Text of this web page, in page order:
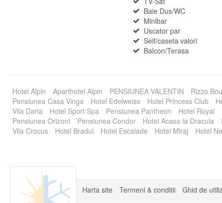
Baie Dus/WC
Minibar
Uscator par
Seif/caseta valori
Balcon/Terasa
Hotel Alpin Aparthotel Alpin PENSIUNEA VALENTIN
Rizzo
Pensiunea Casa Vinga
Hotel Edelweiss Hotel Princess Club
Vila Daria
Hotel Sport Spa Pensiunea Pantheon Hotel Royal
Pensiunea Orizont
Pensiunea Condor Hotel Acasa la Dracula
Vila Crocus
Hotel Bradul Hotel Escalade Hotel Miraj Hotel
Harta site Termeni & conditii Ghid de